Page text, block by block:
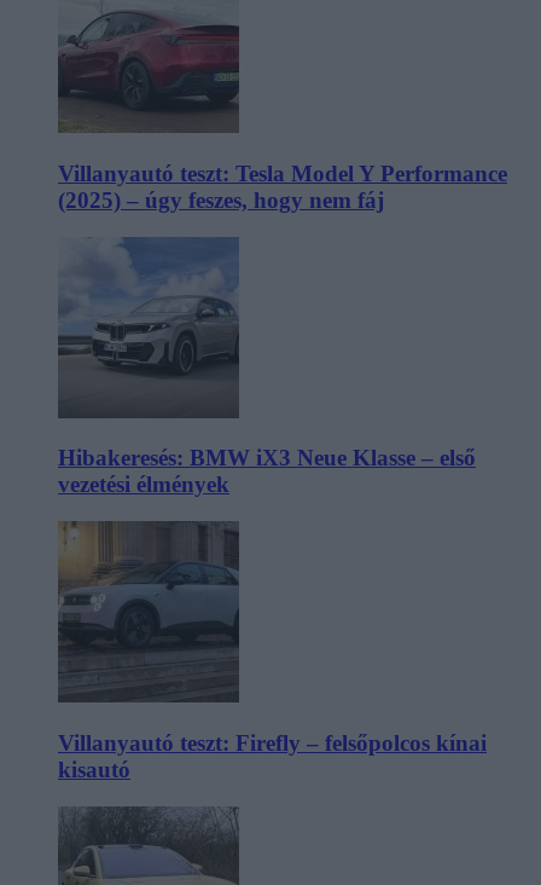
Villanyautó teszt: Tesla Model Y Performance
(2025) – úgy feszes, hogy nem fáj
Hibakeresés: BMW iX3 Neue Klasse – első
vezetési élmények
Villanyautó teszt: Firefly – felsőpolcos kínai
kisautó